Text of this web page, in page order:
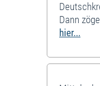
Dann
hier...